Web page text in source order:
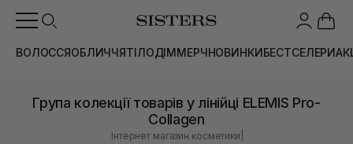
ВОЛОССЯОБЛИЧЧЯТІЛОДІММЕРЧНОВИНКИБЕСТСЕЛЕРИ
Група колекції товарів у лінійці ELEMIS Pro-
Collagen
Інтернет магазин косметики